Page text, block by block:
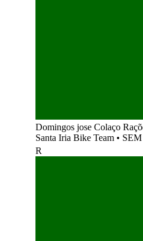
Domingos jose Colaço
Santa Iria Bike Team •
R